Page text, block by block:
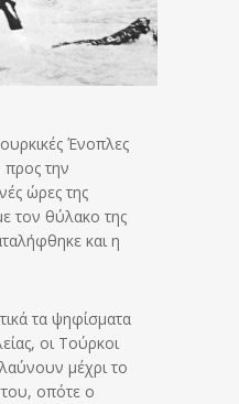
Ένοπλες
την
ώρες της
τον θύλακο της
και η
τα ψηφίσματα
οι Τούρκοι
μέχρι το
οπότε ο